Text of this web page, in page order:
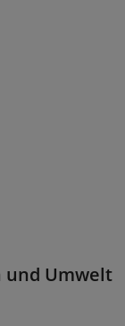
und Umwelt